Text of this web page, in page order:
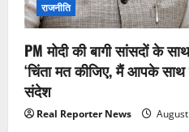
राजनीति
PM मोदी की बागी सांसदों के
‘चिंता मत कीजिए, मैं आपके साथ
संदेश
Real Reporter News